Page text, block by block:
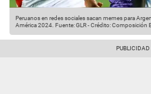
Peruanos en redes sociales sacan memes para
América 2024. Fuente: GLR-Crédito: Composición